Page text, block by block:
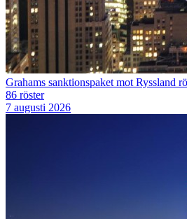
Grahams sanktionspaket mot Ryssland
86 röster
7 augusti 2026